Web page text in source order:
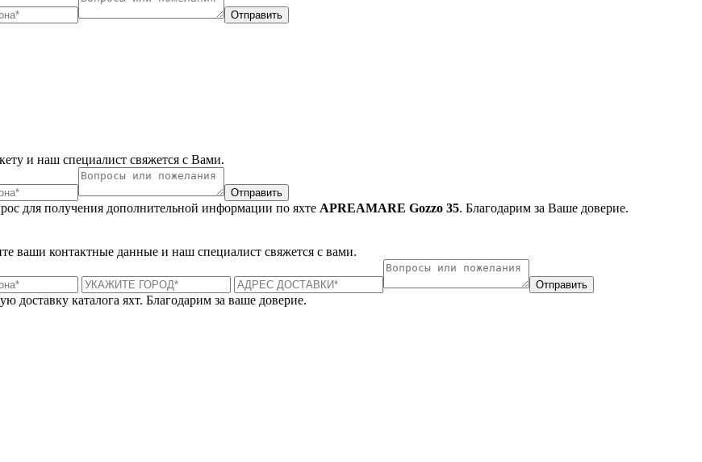
Отправить
и наш специалист свяжется с Вами.
Отправить
для получения дополнительной информации по яхте APREAMARE Gozzo 35. Благодарим за Ваше доверие.
ваши контактные данные и наш специалист свяжется с вами.
Отправить
доставку каталога яхт. Благодарим за ваше доверие.